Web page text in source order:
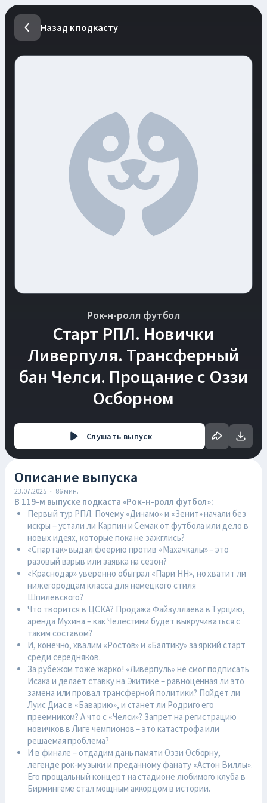
Назад к подкасту
Рок-н-ролл футбол
Старт РПЛ. Новички
Ливерпуля. Трансферный
бан Челси. Прощание с Оззи
Осборном
Слушать выпуск
Описание выпуска
23.07.2025 · 86 мин.
В 119-м выпуске подкаста «Рок-н-ролл футбол»:
Первый тур РПЛ. Почему «Динамо» и «Зенит» начали без
искры – устали ли Карпин и Семак от футбола или дело в
новых идеях, которые пока не зажглись?
«Спартак» выдал феерию против «Махачкалы» – это
разовый взрыв или заявка на сезон?
«Краснодар» уверенно обыграл «Пари НН», но хватит ли
нижегородцам класса для немецкого стиля
Шпилевского?
Что творится в ЦСКА? Продажа Файзуллаева в Турцию,
аренда Мухина – как Челестини будет выкручиваться с
таким составом?
И, конечно, хвалим «Ростов» и «Балтику» за яркий старт
среди середняков.
За рубежом тоже жарко! «Ливерпуль» не смог подписать
Исака и делает ставку на Экитике – равноценная ли это
замена или провал трансферной политики? Пойдет ли
Луис Диас в «Баварию», и станет ли Родриго его
преемником? А что с «Челси»? Запрет на регистрацию
новичков в Лиге чемпионов – это катастрофа или
решаемая проблема?
И в финале – отдадим дань памяти Оззи Осборну,
легенде рок-музыки и преданному фанату «Астон Виллы».
Его прощальный концерт на стадионе любимого клуба в
Бирмингеме стал мощным аккордом в истории.